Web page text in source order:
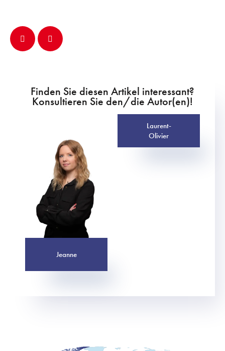
Finden Sie diesen Artikel interessant?
Konsultieren Sie den/die Autor(en)!
Jeanne
Laurent-
Olivier